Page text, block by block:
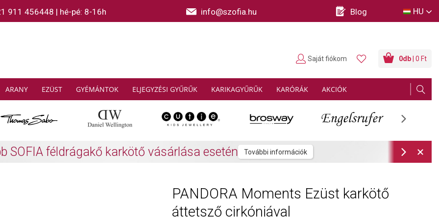
911 456448 | hé-pé: 8-16h info@szofia.hu Blog HU
ARANY EZÜST GYÉMÁNTOK ELJEGYZÉSI GYŰRŰK KARIKAGYŰRŰK KARÓRÁK AKCIÓK
0db | 0 Ft
Saját fiókom
SABO: Gyűjtsön és spóroljon További információk
PANDORA Moments Ezüst karkötő
áttetsző cirkóniával